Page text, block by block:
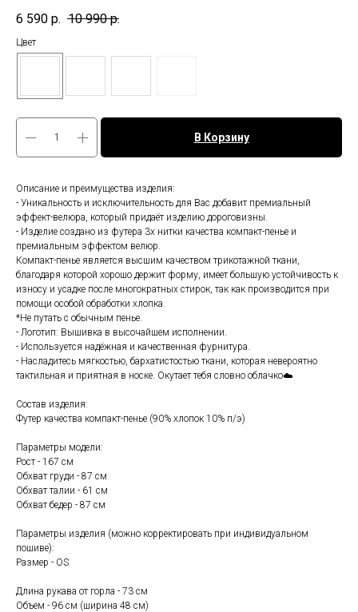
6 590 р. 10 990 р.
Цвет
В Корзину
Описание и преимущества изделия:
- Уникальность и исключительность для Вас добавит премиальный
эффект-велюра, который придаёт изделию дороговизны.
- Изделие создано из футера 3х нитки качества компакт-пенье и
премиальным эффектом велюр.
Компакт-пенье является высшим качеством трикотажной ткани,
благодаря которой хорошо держит форму, имеет большую устойчивость к
износу и усадке после многократных стирок, так как производится при
помощи особой обработки хлопка.
*Не путать с обычным пенье.
- Логотип: Вышивка в высочайшем исполнении.
- Используется надёжная и качественная фурнитура.
- Насладитесь мягкостью, бархатистостью ткани, которая невероятно
тактильная и приятная в носке. Окутает тебя словно облачко☁️
Состав изделия:
Футер качества компакт-пенье (90% хлопок 10% п/э)
Параметры модели:
Рост - 167 см
Обхват груди - 87 см
Обхват талии - 61 см
Обхват бедер - 87 см
Параметры изделия (можно корректировать при индивидуальном
пошиве):
Размер - OS
Длина рукава от горла - 73 см
Объем - 96 см (ширина 48 см)